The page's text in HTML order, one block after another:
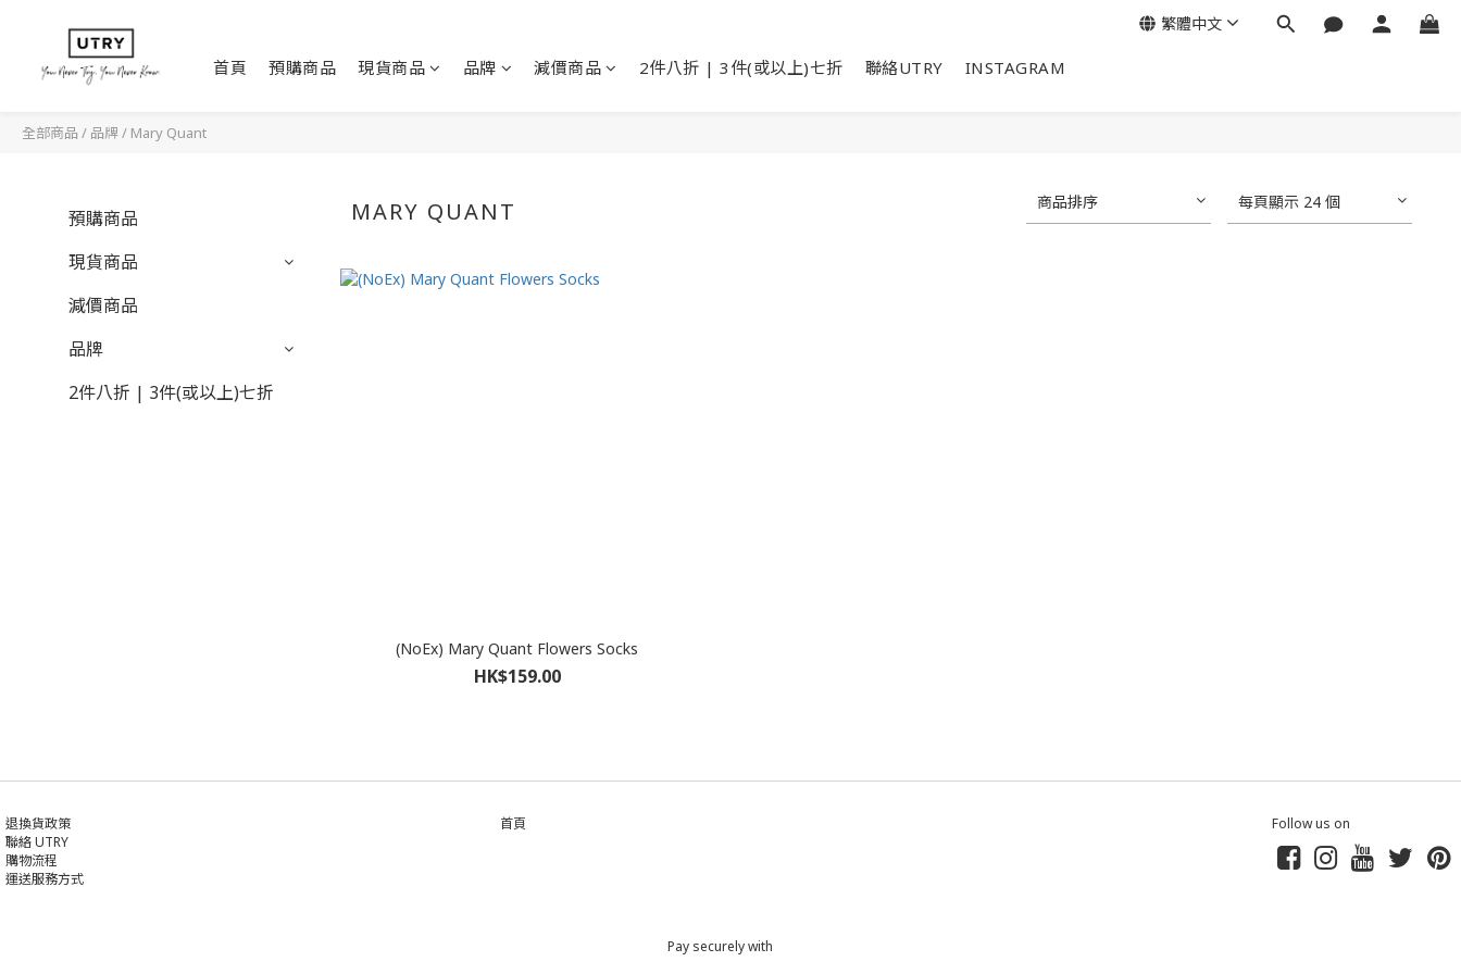
首頁 預購商品 現貨商品 品牌 減價商品 2件八折 | 3件(或以上)七折 聯絡UTRY INSTAGRAM
繁體中文
全部商品 / 品牌/ Mary Quant
預購商品
現貨商品
減價商品
品牌
2件八折 | 3件(或以上)七折
MARY QUANT 商品排序 每頁顯示 24 個
(NoEx) Mary Quant Flowers Socks
HK$159.00
退換貨政策
聯絡 UTRY
購物流程
運送服務方式
首頁 Follow us on
Pay securely with